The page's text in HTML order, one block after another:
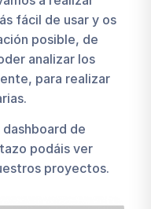
fácil de usar y os
posible, de
analizar los
para realizar
de
podáis ver
proyectos.